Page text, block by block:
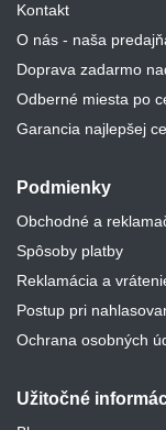
Kontakt
O nás - naša
Doprava zadarmo
Odberné miesta po
Garancia najlepšej
Podmienky
Obchodné a
Spôsoby platby
Reklamácia a
Postup pri
Ochrana osobných
Užitočné